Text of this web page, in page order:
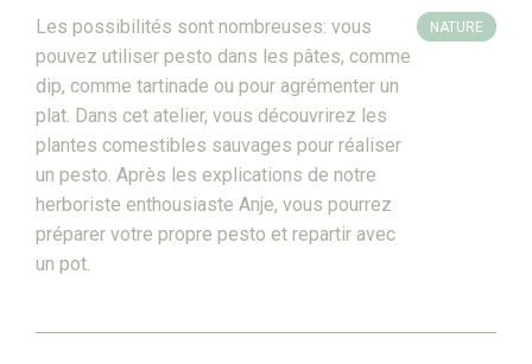
Les possibilités sont nombreuses: vous
pouvez utiliser pesto dans les pâtes, comme
dip, comme tartinade ou pour agrémenter un
plat. Dans cet atelier, vous découvrirez les
plantes comestibles sauvages pour réaliser
un pesto. Après les explications de notre
herboriste enthousiaste Anje, vous pourrez
préparer votre propre pesto et repartir avec
un pot.
NATURE